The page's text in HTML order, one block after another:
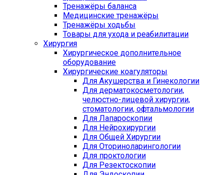
Тренажёры баланса
Медицинские тренажёры
Тренажёры ходьбы
Товары для ухода и реабилитации
Хирургия
Хирургическое дополнительное
оборудование
Хирургические коагуляторы
Для Акушерства и Гинекологии
Для дерматокосметологии,
челюстно-лицевой хирургии,
стоматологии, офтальмологии
Для Лапароскопии
Для Нейрохирургии
Для Общей Хирургии
Для Оториноларингологии
Для проктологии
Для Резектоскопии